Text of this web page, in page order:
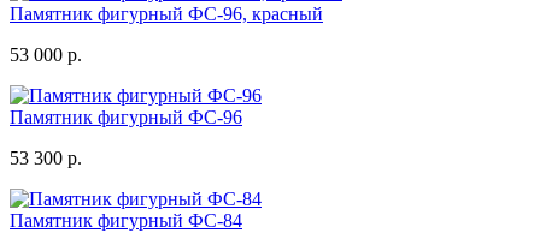
Памятник фигурный ФС-96, красный
53 000 р.
Памятник фигурный ФС-96
53 300 р.
Памятник фигурный ФС-84